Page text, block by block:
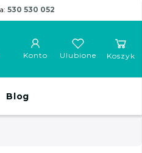
530 530 052
Konto Koszyk
Ulubione
Blog